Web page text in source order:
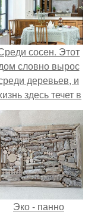
сосен. Этот
словно вырос
деревьев, и
здесь течет в
ритме
- спокойно, без
и лишнего
шума.
Эко - панно